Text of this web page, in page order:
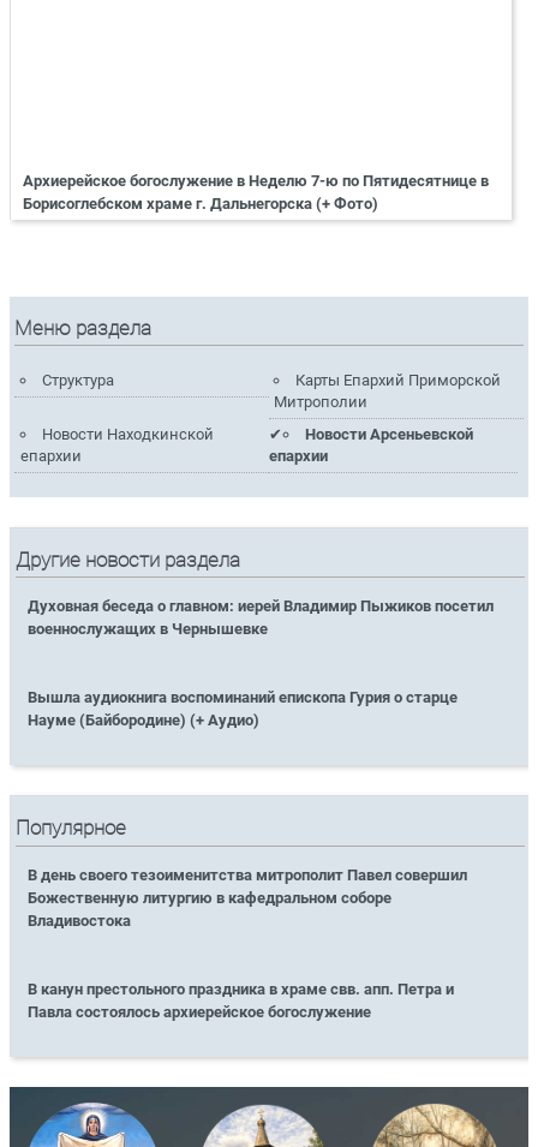
Архиерейское богослужение в Неделю 7-ю по Пятидесятнице в
Борисоглебском храме г. Дальнегорска (+ Фото)
Меню раздела
Структура
Карты Епархий Приморской
Митрополии
Новости Находкинской
епархии
Новости Арсеньевской
епархии
Другие новости раздела
Духовная беседа о главном: иерей Владимир Пыжиков посетил
военнослужащих в Чернышевке
Вышла аудиокнига воспоминаний епископа Гурия о старце
Науме (Байбородине) (+ Аудио)
Популярное
В день своего тезоименитства митрополит Павел совершил
Божественную литургию в кафедральном соборе
Владивостока
В канун престольного праздника в храме свв. апп. Петра и
Павла состоялось архиерейское богослужение